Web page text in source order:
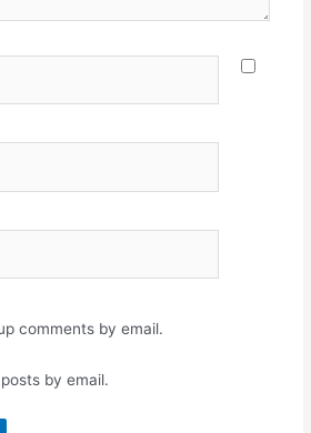
comments by email.
by email.